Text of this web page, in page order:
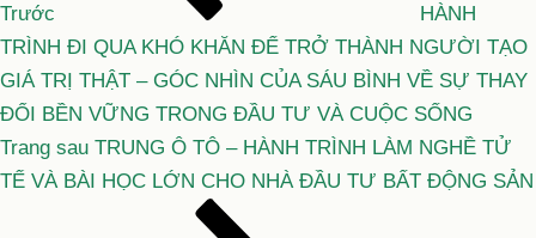
viết
Trước
HÀNH
TRÌNH ĐI QUA KHÓ KHĂN ĐỂ TRỞ THÀNH NGƯỜI TẠO
GIÁ TRỊ THẬT – GÓC NHÌN CỦA SÁU BÌNH VỀ SỰ THAY
ĐỔI BỀN VỮNG TRONG ĐẦU TƯ VÀ CUỘC SỐNG
Bài
tiếp
Trang sau TRUNG Ô TÔ – HÀNH TRÌNH LÀM NGHỀ TỬ
TẾ VÀ BÀI HỌC LỚN CHO NHÀ ĐẦU TƯ BẤT ĐỘNG SẢN